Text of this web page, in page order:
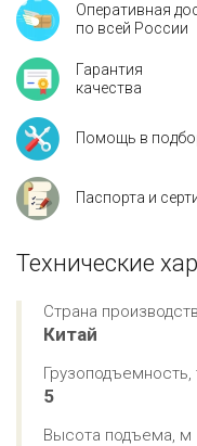
Оперативная
по всей России
Гарантия
качества
Помощь в
Паспорта и
Технические
Страна
Китай
Грузоподъемность,
5
Высота подъема, м